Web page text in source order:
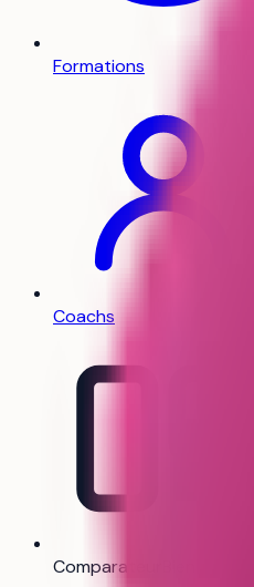
Formations
Coachs
Comparateur